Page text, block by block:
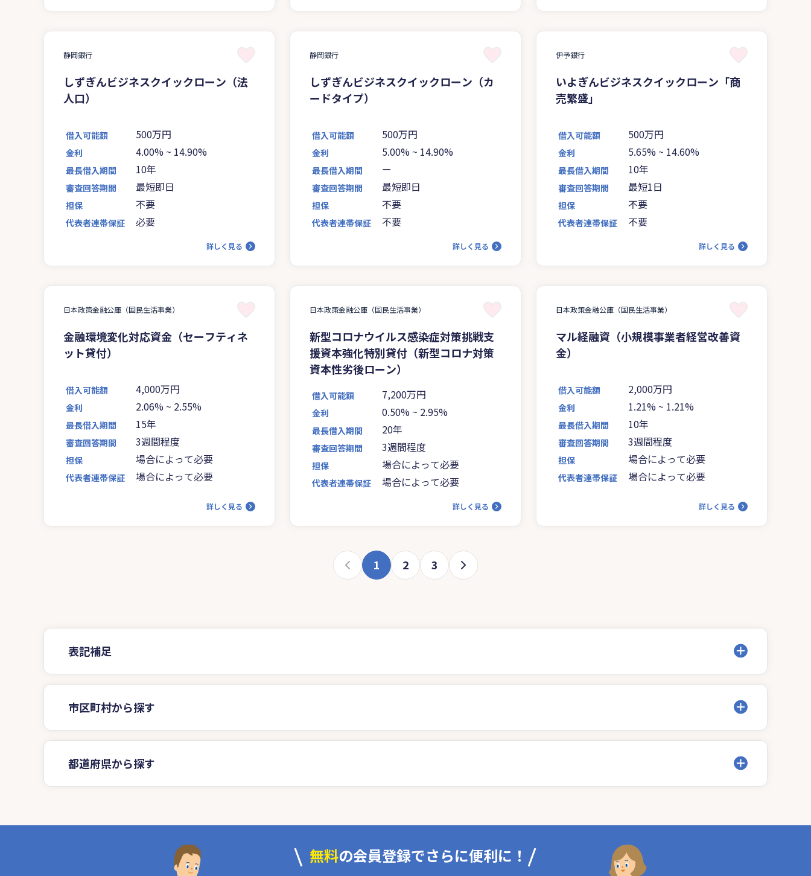
静岡銀行
しずぎんビジネスクイックローン（法
人口）
借入可能額 500万円
金利 4.00% ~ 14.90%
最長借入期間 10年
審査回答期間 最短即日
担保 不要
代表者連帯保証 必要
詳しく見る
静岡銀行
しずぎんビジネスクイックローン（カ
ードタイプ）
借入可能額 500万円
金利 5.00% ~ 14.90%
最長借入期間 ー
審査回答期間 最短即日
担保 不要
代表者連帯保証 不要
詳しく見る
伊予銀行
いよぎんビジネスクイックローン「商
売繁盛」
借入可能額 500万円
金利 5.65% ~ 14.60%
最長借入期間 10年
審査回答期間 最短1日
担保 不要
代表者連帯保証 不要
詳しく見る
日本政策金融公庫（国民生活事業）
金融環境変化対応資金（セーフティネ
ット貸付）
借入可能額 4,000万円
金利 2.06% ~ 2.55%
最長借入期間 15年
審査回答期間 3週間程度
担保 場合によって必要
代表者連帯保証 場合によって必要
詳しく見る
日本政策金融公庫（国民生活事業）
新型コロナウイルス感染症対策挑戦支
援資本強化特別貸付（新型コロナ対策
資本性劣後ローン）
借入可能額 7,200万円
金利 0.50% ~ 2.95%
最長借入期間 20年
審査回答期間 3週間程度
担保 場合によって必要
代表者連帯保証 場合によって必要
詳しく見る
日本政策金融公庫（国民生活事業）
マル経融資（小規模事業者経営改善資
金）
借入可能額 2,000万円
金利 1.21% ~ 1.21%
最長借入期間 10年
審査回答期間 3週間程度
担保 場合によって必要
代表者連帯保証 場合によって必要
詳しく見る
1 2 3
表記補足
市区町村から探す
都道府県から探す
無料の会員登録でさらに便利に！